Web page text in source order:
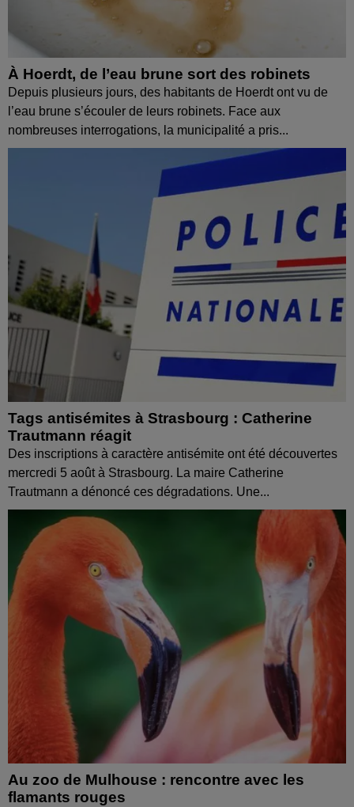
À Hoerdt, de l’eau brune sort des robinets
Depuis plusieurs jours, des habitants de Hoerdt ont vu de
l’eau brune s’écouler de leurs robinets. Face aux
nombreuses interrogations, la municipalité a pris...
Tags antisémites à Strasbourg : Catherine
Trautmann réagit
Des inscriptions à caractère antisémite ont été découvertes
mercredi 5 août à Strasbourg. La maire Catherine
Trautmann a dénoncé ces dégradations. Une...
Au zoo de Mulhouse : rencontre avec les
flamants rouges